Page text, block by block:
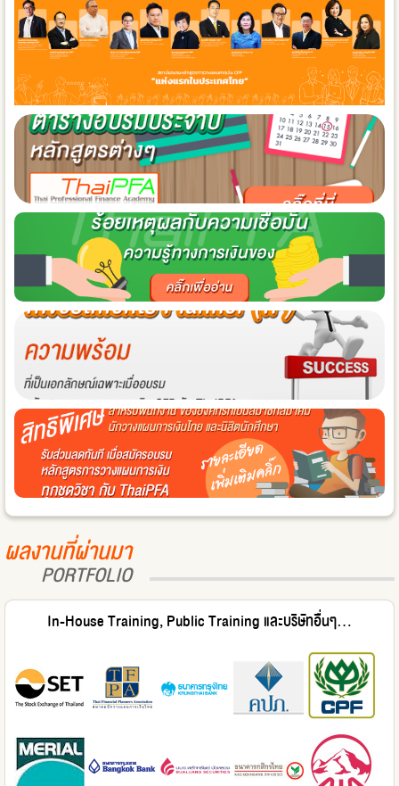
ผลงานที่ผ่านมา
PORTFOLIO
In-House Training, Public Training และบริษัทอื่นๆ...